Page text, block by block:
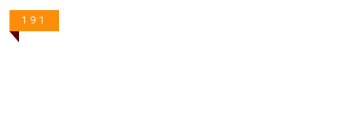
191